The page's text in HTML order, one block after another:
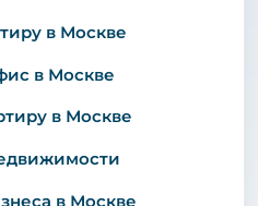
в Москве
в Москве
в Москве
в Москве